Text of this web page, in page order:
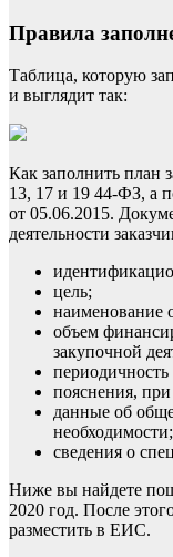
Правила
Таблица, которую
и выглядит так:
Как заполнить план
13, 17 и 19 44-ФЗ, а
от 05.06.2015.
деятельности
цель;
наименование
объем
закупочной
пояснения,
данные об
необходимости;
сведения о
Ниже вы найдете
2020 год. После
разместить в ЕИС.